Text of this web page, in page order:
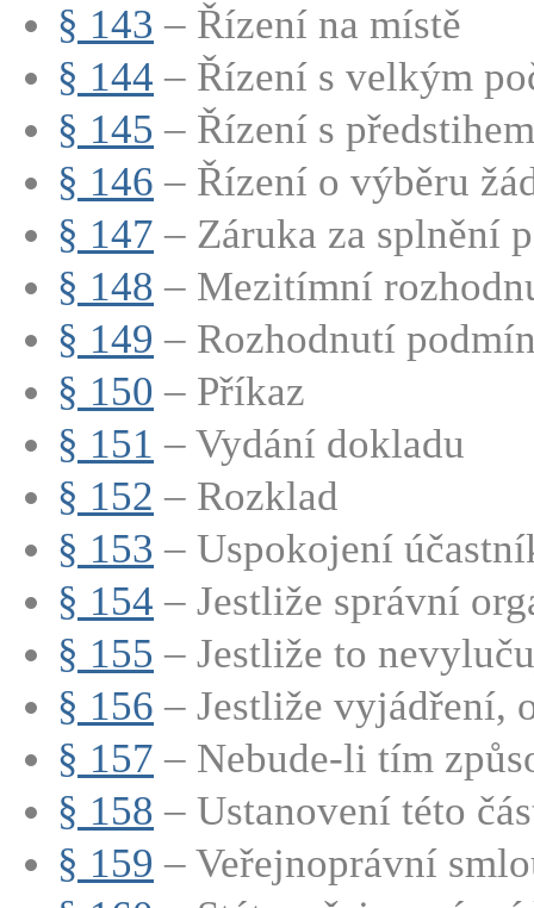
§ 143 – Řízení na místě
§ 144 – Řízení s velkým
§ 145 – Řízení s
§ 146 – Řízení o výběru
§ 147 – Záruka za splnění
§ 148 – Mezitímní
§ 149 – Rozhodnutí
§ 150 – Příkaz
§ 151 – Vydání dokladu
§ 152 – Rozklad
§ 153 – Uspokojení
§ 154 – Jestliže správní
§ 155 – Jestliže to
§ 156 – Jestliže vyjádření,
§ 157 – Nebude-li tím
§ 158 – Ustanovení této
§ 159 – Veřejnoprávní